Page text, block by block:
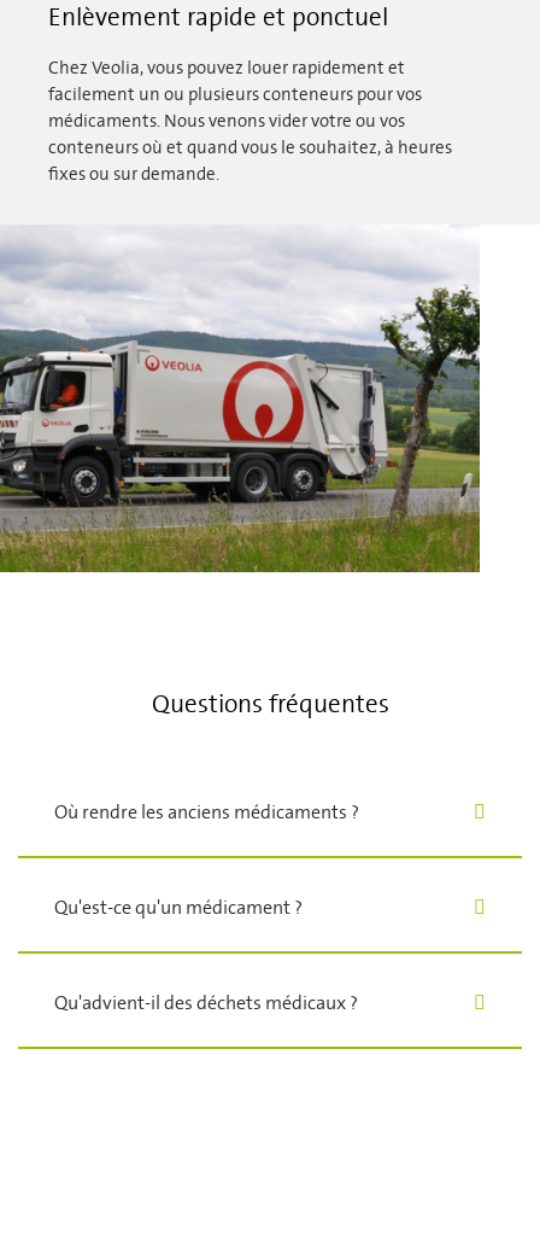
Enlèvement rapide et ponctuel
Chez Veolia, vous pouvez louer rapidement et
facilement un ou plusieurs conteneurs pour vos
médicaments. Nous venons vider votre ou vos
conteneurs où et quand vous le souhaitez, à heures
fixes ou sur demande.
Questions fréquentes
Où rendre les anciens médicaments ?
Qu'est-ce qu'un médicament ?
Qu'advient-il des déchets médicaux ?